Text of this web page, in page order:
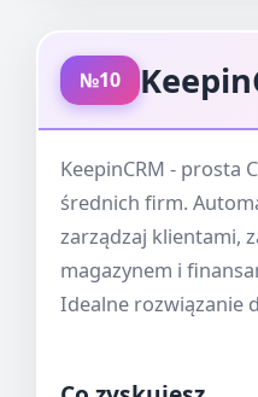
№10
KeepinCRM - prosta
średnich firm.
zarządzaj klientami,
magazynem i
Idealne rozwiązanie